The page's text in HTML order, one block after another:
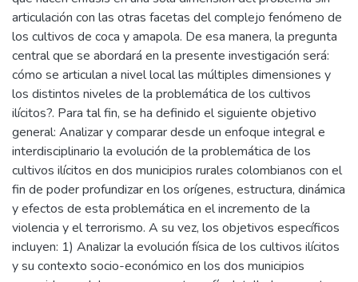
articulación con las otras facetas del complejo fenómeno de
los cultivos de coca y amapola. De esa manera, la pregunta
central que se abordará en la presente investigación será:
cómo se articulan a nivel local las múltiples dimensiones y
los distintos niveles de la problemática de los cultivos
ilícitos?. Para tal fin, se ha definido el siguiente objetivo
general: Analizar y comparar desde un enfoque integral e
interdisciplinario la evolución de la problemática de los
cultivos ilícitos en dos municipios rurales colombianos con el
fin de poder profundizar en los orígenes, estructura, dinámica
y efectos de esta problemática en el incremento de la
violencia y el terrorismo. A su vez, los objetivos específicos
incluyen: 1) Analizar la evolución física de los cultivos ilícitos
y su contexto socio-económico en los dos municipios